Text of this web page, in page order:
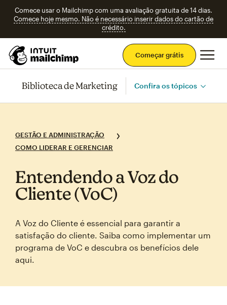
Comece usar o Mailchimp com uma avaliação gratuita de 14 dias.
Comece hoje mesmo. Não é necessário inserir dados do cartão de
crédito.
Começar grátis
Biblioteca de Marketing Confira os tópicos
GESTÃO E ADMINISTRAÇÃO
COMO LIDERAR E GERENCIAR
Entendendo a Voz do
Cliente (VoC)
A Voz do Cliente é essencial para garantir a
satisfação do cliente. Saiba como implementar um
programa de VoC e descubra os benefícios dele
aqui.